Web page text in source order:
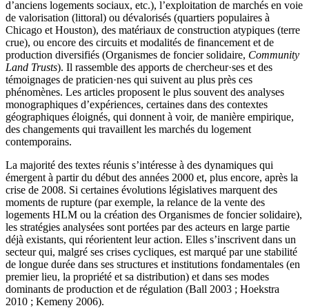
d’anciens logements sociaux, etc.), l’exploitation de marchés en voie
de valorisation (littoral) ou dévalorisés (quartiers populaires à
Chicago et Houston), des matériaux de construction atypiques (terre
crue), ou encore des circuits et modalités de financement et de
production diversifiés (Organismes de foncier solidaire, Community
Land Trusts). Il rassemble des apports de chercheur·ses et des
témoignages de praticien·nes qui suivent au plus près ces
phénomènes. Les articles proposent le plus souvent des analyses
monographiques d’expériences, certaines dans des contextes
géographiques éloignés, qui donnent à voir, de manière empirique,
des changements qui travaillent les marchés du logement
contemporains.
La majorité des textes réunis s’intéresse à des dynamiques qui
émergent à partir du début des années 2000 et, plus encore, après la
crise de 2008. Si certaines évolutions législatives marquent des
moments de rupture (par exemple, la relance de la vente des
logements HLM ou la création des Organismes de foncier solidaire),
les stratégies analysées sont portées par des acteurs en large partie
déjà existants, qui réorientent leur action. Elles s’inscrivent dans un
secteur qui, malgré ses crises cycliques, est marqué par une stabilité
de longue durée dans ses structures et institutions fondamentales (en
premier lieu, la propriété et sa distribution) et dans ses modes
dominants de production et de régulation (Ball 2003 ; Hoekstra
2010 ; Kemeny 2006).